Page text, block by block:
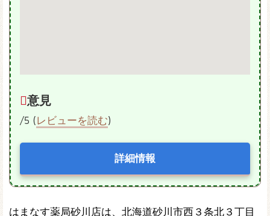
意見
/5 (レビューを読む)
詳細情報
はまなす薬局砂川店は、北海道砂川市西３条北３丁目